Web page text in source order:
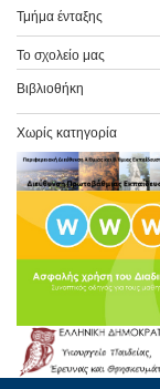
Τμήμα ένταξης
Το σχολείο μας
Βιβλιοθήκη
Χωρίς κατηγορία